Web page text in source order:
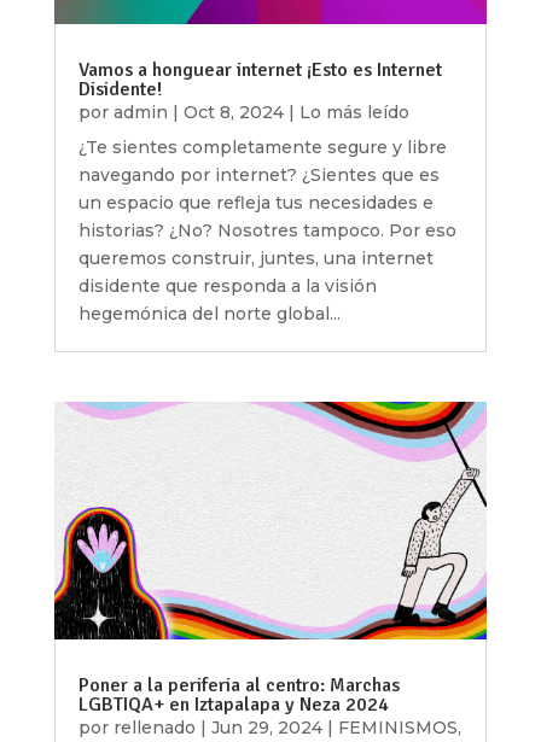
Vamos a honguear internet ¡Esto es Internet
Disidente!
por admin | Oct 8, 2024| Lo más leído
¿Te sientes completamente segure y libre
navegando por internet? ¿Sientes que es
un espacio que refleja tus necesidades e
historias? ¿No? Nosotres tampoco. Por eso
queremos construir, juntes, una internet
disidente que responda a la visión
hegemónica del norte global...
Poner a la periferia al centro: Marchas
LGBTIQA+ en Iztapalapa y Neza 2024
por rellenado | Jun 29, 2024| FEMINISMOS,